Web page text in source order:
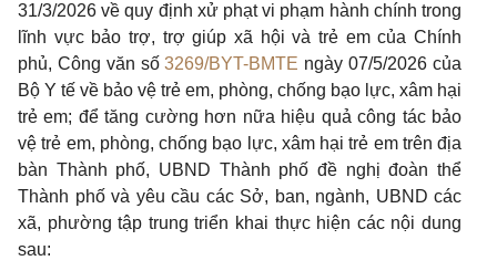
31/3/2026 về quy định xử phạt vi phạm hành chính trong
lĩnh vực bảo trợ, trợ giúp xã hội và trẻ em của Chính
phủ, Công văn số3269/BYT-BMTE ngày 07/5/2026 của
Bộ Y tế về bảo vệ trẻ em, phòng, chống bạo lực, xâm hại
trẻ em; để tăng cường hơn nữa hiệu quả công tác bảo
vệ trẻ em, phòng, chống bạo lực, xâm hại trẻ em trên địa
bàn Thành phố, UBND Thành phố đề nghị đoàn thể
Thành phố và yêu cầu các Sở, ban, ngành, UBND các
xã, phường tập trung triển khai thực hiện các nội dung
sau: